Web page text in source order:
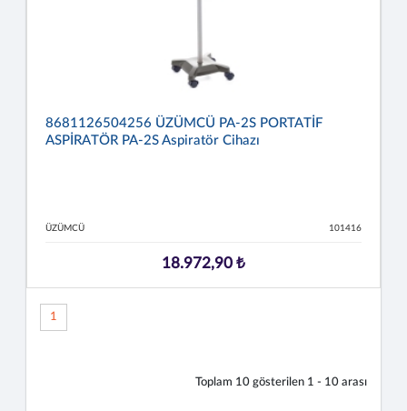
8681126504256 ÜZÜMCÜ PA-2S PORTATİF
ASPİRATÖR PA-2S Aspiratör Cihazı
ÜZÜMCÜ 101416
18.972,90 ₺
1
Toplam 10gösterilen 1 - 10arası